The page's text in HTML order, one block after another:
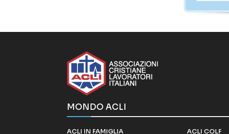
MONDO ACLI
ACLI IN FAMIGLIA ACLI COLF